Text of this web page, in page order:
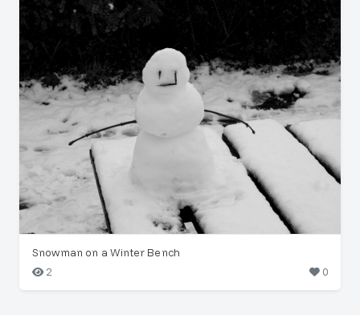
Snowman on a Winter Bench
2
0